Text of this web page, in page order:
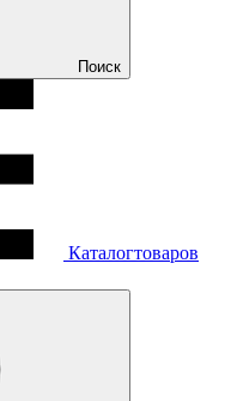
Поиск
Каталогтоваров